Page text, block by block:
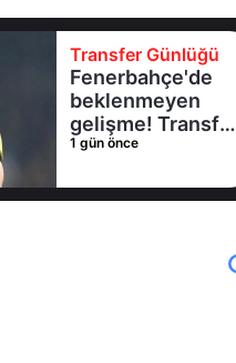
Transfer Günlüğü
Fenerbahçe'de
beklenmeyen
gelişme! Transfer
iptal oldu
1 gün önce